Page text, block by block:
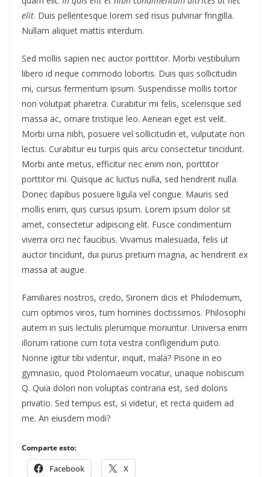
elit. Duis pellentesque lorem sed risus pulvinar fringilla.
Nullam aliquet mattis interdum.
Sed mollis sapien nec auctor porttitor. Morbi vestibulum
libero id neque commodo lobortis. Duis quis sollicitudin
mi, cursus fermentum ipsum. Suspendisse mollis tortor
non volutpat pharetra. Curabitur mi felis, scelerisque sed
massa ac, ornare tristique leo. Aenean eget est velit.
Morbi urna nibh, posuere vel sollicitudin et, vulputate non
lectus. Curabitur eu turpis quis arcu consectetur tincidunt.
Morbi ante metus, efficitur nec enim non, porttitor
porttitor mi. Quisque ac luctus nulla, sed hendrerit nulla.
Donec dapibus posuere ligula vel congue. Mauris sed
mollis enim, quis cursus ipsum. Lorem ipsum dolor sit
amet, consectetur adipiscing elit. Fusce condimentum
viverra orci nec faucibus. Vivamus malesuada, felis ut
auctor tincidunt, dui purus pretium magna, ac hendrerit ex
massa at augue.
Familiares nostros, credo, Sironem dicis et Philodemum,
cum optimos viros, tum homines doctissimos. Philosophi
autem in suis lectulis plerumque moriuntur. Universa enim
illorum ratione cum tota vestra confligendum puto.
Nonne igitur tibi videntur, inquit, mala? Pisone in eo
gymnasio, quod Ptolomaeum vocatur, unaque nobiscum
Q. Quia dolori non voluptas contraria est, sed doloris
privatio. Sed tempus est, si videtur, et recta quidem ad
me. An eiusdem modi?
Comparte esto:
Facebook X